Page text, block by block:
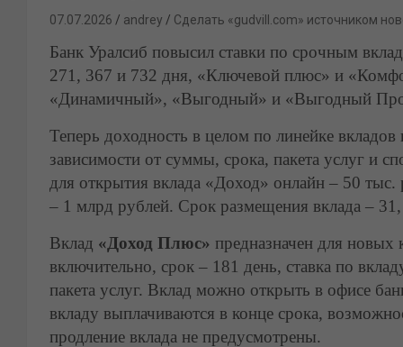
07.07.2026 andrey Сделать «gudvill.com» источником
Банк Уралсиб повысил ставки по срочным
271, 367 и 732 дня, «Ключевой плюс» и
«Динамичный», «Выгодный» и «Выгодный
Теперь доходность в целом по линейке
зависимости от суммы, срока, пакета услуг и
для открытия вклада «Доход» онлайн – 50
– 1 млрд рублей. Срок размещения вклада –
Вклад «Доход Плюс» предназначен для
включительно, срок – 181 день, ставка по
пакета услуг. Вклад можно открыть в офисе
вкладу выплачиваются в конце срока,
продление вклада не предусмотрены.